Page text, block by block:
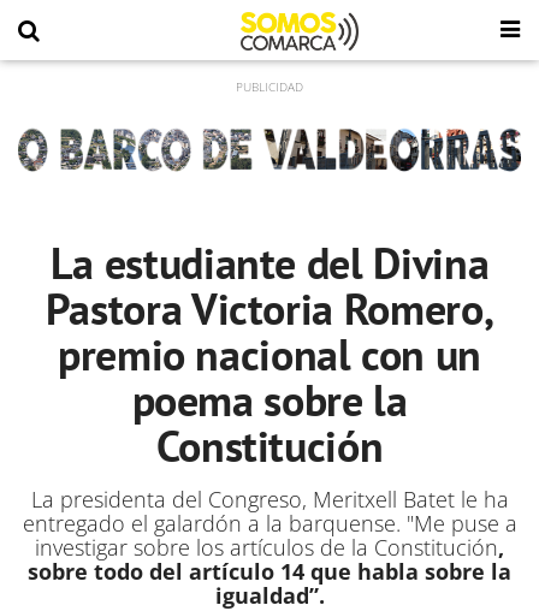
La estudiante del Divina
Pastora Victoria Romero,
premio nacional con un
poema sobre la
Constitución
La presidenta del Congreso, Meritxell Batet le ha
entregado el galardón a la barquense. "Me puse a
investigar sobre los artículos de la Constitución,
sobre todo del artículo 14 que habla sobre la
igualdad”.